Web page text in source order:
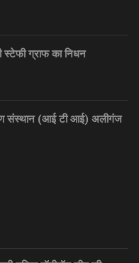
स्टेफी ग्राफ का निधन
संस्थान (आई टी आई) अलीगंज